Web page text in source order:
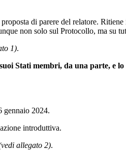
di parere del relatore.
non solo sul Protocollo, ma su
1).
Stati membri, da una parte, e
gennaio 2024.
introduttiva.
allegato 2).